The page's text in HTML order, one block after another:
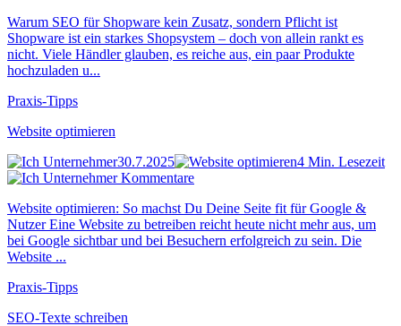
Warum SEO für Shopware kein Zusatz, sondern Pflicht ist
Shopware ist ein starkes Shopsystem – doch von allein rankt es
nicht. Viele Händler glauben, es reiche aus, ein paar Produkte
hochzuladen u...
Praxis-Tipps
Website optimieren
30.7.2025
4 Min. Lesezeit
Kommentare
Website optimieren: So machst Du Deine Seite fit für Google &
Nutzer Eine Website zu betreiben reicht heute nicht mehr aus, um
bei Google sichtbar und bei Besuchern erfolgreich zu sein. Die
Website ...
Praxis-Tipps
SEO-Texte schreiben